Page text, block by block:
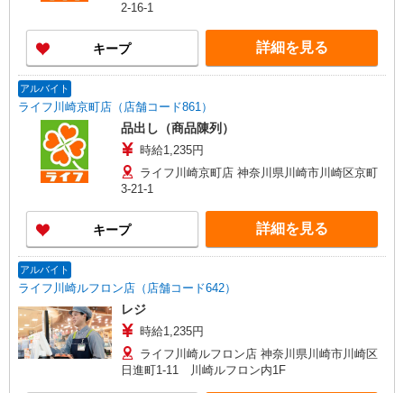
2-16-1
キープ 詳細を見る
アルバイト
ライフ川崎京町店（店舗コード861）
品出し（商品陳列）
時給1,235円
ライフ川崎京町店 神奈川県川崎市川崎区京町
3-21-1
キープ 詳細を見る
アルバイト
ライフ川崎ルフロン店（店舗コード642）
レジ
時給1,235円
ライフ川崎ルフロン店 神奈川県川崎市川崎区
日進町1-11 川崎ルフロン内1F